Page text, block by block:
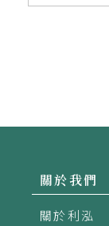
關於我們
關於利泓